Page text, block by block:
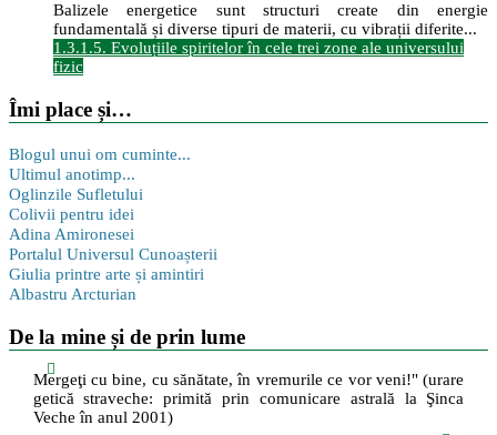
Balizele energetice sunt structuri create din energie
fundamentală și diverse tipuri de materii, cu vibrații diferite...
1.3.1.5. Evoluțiile spiritelor în cele trei zone ale universului
fizic
Îmi place și…
Blogul unui om cuminte...
Ultimul anotimp...
Oglinzile Sufletului
Colivii pentru idei
Adina Amironesei
Portalul Universul Cunoașterii
Giulia printre arte și amintiri
Albastru Arcturian
De la mine și de prin lume
Mergeţi cu bine, cu sănătate, în vremurile ce vor veni!" (urare
getică straveche: primită prin comunicare astrală la Şinca
Veche în anul 2001)